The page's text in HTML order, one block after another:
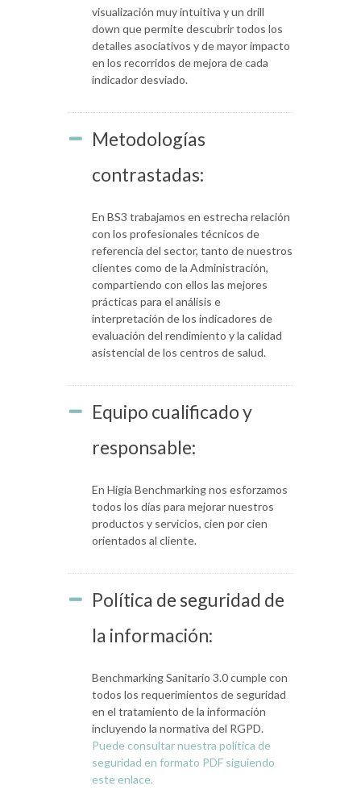
visualización muy intuitiva y un drill
down que permite descubrir todos los
detalles asociativos y de mayor impacto
en los recorridos de mejora de cada
indicador desviado.
Metodologías
contrastadas:
En BS3 trabajamos en estrecha relación
con los profesionales técnicos de
referencia del sector, tanto de nuestros
clientes como de la Administración,
compartiendo con ellos las mejores
prácticas para el análisis e
interpretación de los indicadores de
evaluación del rendimiento y la calidad
asistencial de los centros de salud.
Equipo cualificado y
responsable:
En Higia Benchmarking nos esforzamos
todos los días para mejorar nuestros
productos y servicios, cien por cien
orientados al cliente.
Política de seguridad de
la información:
Benchmarking Sanitario 3.0 cumple con
todos los requerimientos de seguridad
en el tratamiento de la información
incluyendo la normativa del RGPD.
Puede consultar nuestra política de
seguridad en formato PDF siguiendo
este enlace.